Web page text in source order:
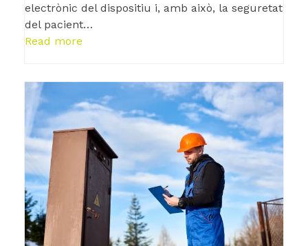
electrònic del dispositiu i, amb això, la seguretat
del pacient…
Read more